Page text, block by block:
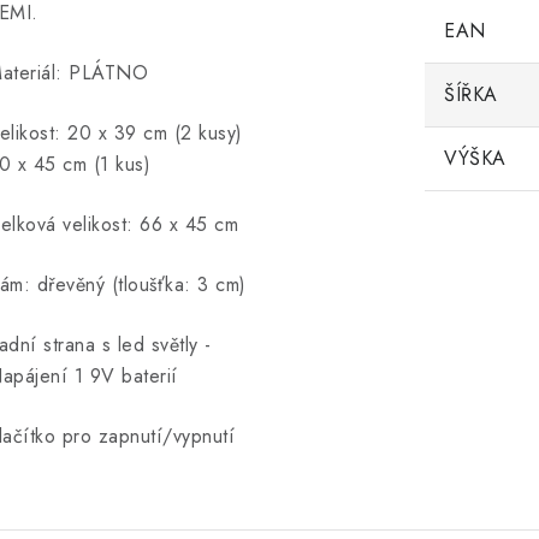
PLÁTNO
20 x 39 cm (2 kusy)
x 45 cm (1 kus)
velikost: 66 x 45 cm
dřevěný (tloušťka: 3 cm)
strana s led světly -
1 9V baterií
pro zapnutí/vypnutí
EAN
ŠÍŘKA
VÝŠKA